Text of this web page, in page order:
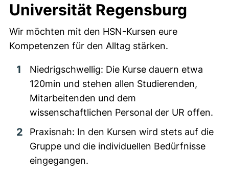
Universität Regensburg
Wir möchten mit den HSN-Kursen eure
Kompetenzen für den Alltag stärken.
Niedrigschwellig: Die Kurse dauern etwa
120min und stehen allen Studierenden,
Mitarbeitenden und dem
wissenschaftlichen Personal der UR offen.
Praxisnah: In den Kursen wird stets auf die
Gruppe und die individuellen Bedürfnisse
eingegangen.